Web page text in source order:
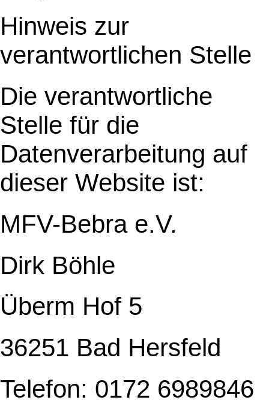
Hinweis zur
verantwortlichen Stelle
Die verantwortliche
Stelle für die
Datenverarbeitung auf
dieser Website ist:
MFV-Bebra e.V.
Dirk Böhle
Überm Hof 5
36251 Bad Hersfeld
Telefon: 0172 6989846